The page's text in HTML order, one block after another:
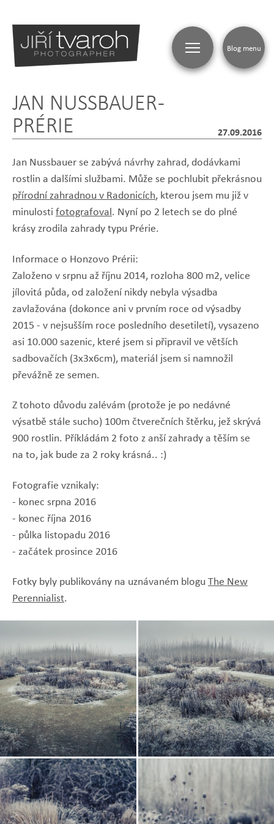
JAN NUSSBAUER -
PRÉRIE
27.09.2016
Jan Nussbauer se zabývá návrhy zahrad, dodávkami
rostlin a dalšími službami. Může se pochlubit překrásnou
přírodní zahradnou v Radonicích, kterou jsem mu již v
minulosti fotografoval. Nyní po 2 letech se do plné
krásy zrodila zahrady typu Prérie.
Informace o Honzovo Prérii:
Založeno v srpnu až říjnu 2014, rozloha 800 m2, velice
jílovitá půda, od založení nikdy nebyla výsadba
zavlažována (dokonce ani v prvním roce od výsadby
2015 - v nejsušším roce posledního desetiletí), vysazeno
asi 10.000 sazenic, které jsem si připravil ve větších
sadbovačích (3x3x6cm), materiál jsem si namnožil
převážně ze semen.
Z tohoto důvodu zalévám (protože je po nedávné
výsatbě stále sucho) 100m čtverečních štěrku, jež skrývá
900 rostlin. Příkládám 2 foto z anší zahrady a těším se
na to, jak bude za 2 roky krásná.. :)
Fotografie vznikaly:
- konec srpna 2016
- konec října 2016
- půlka listopadu 2016
- začátek prosince 2016
Fotky byly publikovány na uznávaném blogu The New
Perennialist.
Zobrazit
fotografii
fotografii
Blog menu